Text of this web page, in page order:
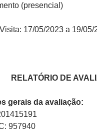
(presencial)
17/05/2023 a 19/05/
RELATÓRIO DE
gerais da avaliação:
957940